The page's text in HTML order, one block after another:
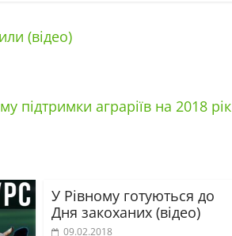
(відео)
підтримки аграріїв на 2018 рік
У Рівному готуються до
Дня закоханих (відео)
09.02.2018